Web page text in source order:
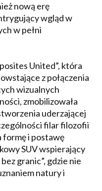
nową erę
wgląd w
w pełni
United”, która
z połączenia
wizualnych
zmobilizowała
uderzającej
filar filozofii
formę i postawę
SUV wspierający
granic”, gdzie nie
natury i